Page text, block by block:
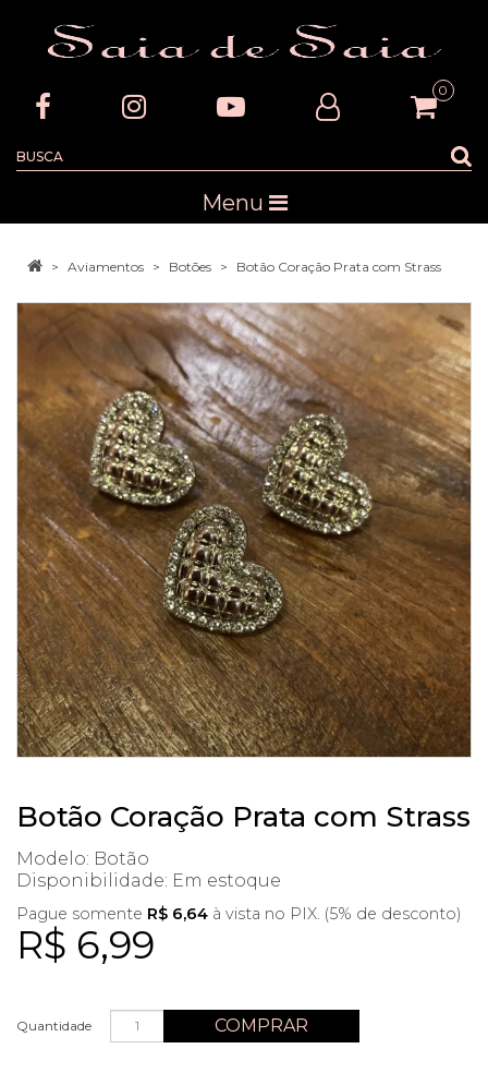
0
Menu
Aviamentos Botões Botão Coração Prata com Strass
Botão Coração Prata com Strass
Modelo: Botão
Disponibilidade: Em estoque
R$ 6,99
Pague somente R$ 6,64 à vista no PIX. (5% de desconto)
Quantidade COMPRAR